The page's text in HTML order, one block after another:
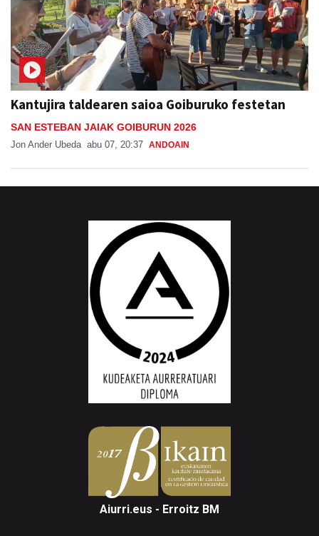
Kantujira taldearen saioa Goiburuko festetan
SAN ESTEBAN JAIAK GOIBURUN 2026
Jon Ander Ubeda abu 07, 20:37 ANDOAIN
Aiurri.eus - Erroitz BM